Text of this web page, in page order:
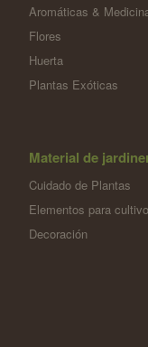
Aromáticas &
Flores
Huerta
Plantas Exóticas
Material de
Cuidado de Plantas
Elementos para cultivo
Decoración